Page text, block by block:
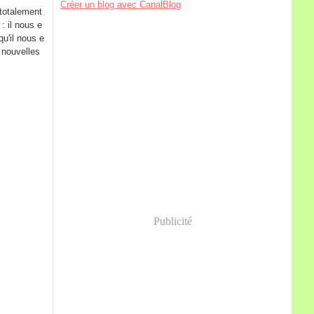
: il nous e
nous e
Créer un blog avec CanalBlog
Publicité